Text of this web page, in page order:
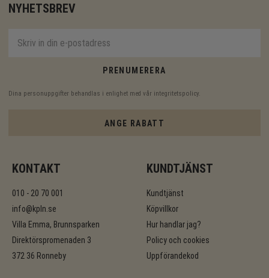
NYHETSBREV
PRENUMERERA
Dina personuppgifter behandlas i enlighet med vår integritetspolicy
ANGE RABATT
KONTAKT
010 - 20 70 001
info@kpln.se
Villa Emma, Brunnsparken
Direktörspromenaden 3
372 36 Ronneby
KUNDTJÄNST
Kundtjänst
Köpvillkor
Hur handlar jag?
Policy och cookies
Uppförandekod